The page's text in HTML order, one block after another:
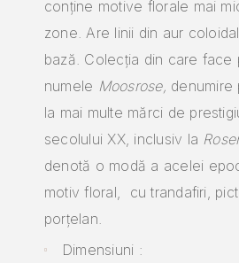
conține motive florale mai
zone. Are linii din aur
bază. Colecția din care face
numele Moosrose, denumire
la mai multe mărci de
secolului XX, inclusiv la
denotă o modă a acelei
motiv floral, cu trandafiri,
porțelan.
Dimensiuni :